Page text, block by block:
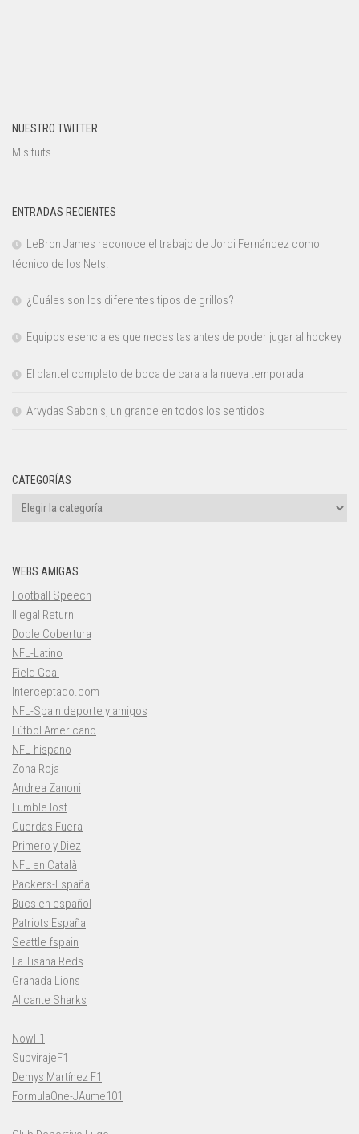
NUESTRO TWITTER
Mis tuits
ENTRADAS RECIENTES
LeBron James reconoce el trabajo de Jordi Fernández como
técnico de los Nets.
¿Cuáles son los diferentes tipos de grillos?
Equipos esenciales que necesitas antes de poder jugar al hockey
El plantel completo de boca de cara a la nueva temporada
Arvydas Sabonis, un grande en todos los sentidos
CATEGORÍAS
Categorías
WEBS AMIGAS
Football Speech
Illegal Return
Doble Cobertura
NFL-Latino
Field Goal
Interceptado.com
NFL-Spain deporte y amigos
Fútbol Americano
NFL-hispano
Zona Roja
Andrea Zanoni
Fumble lost
Cuerdas Fuera
Primero y Diez
NFL en Català
Packers-España
Bucs en español
Patriots España
Seattle fspain
La Tisana Reds
Granada Lions
Alicante Sharks
NowF1
SubvirajeF1
Demys Martínez F1
FormulaOne-JAume101